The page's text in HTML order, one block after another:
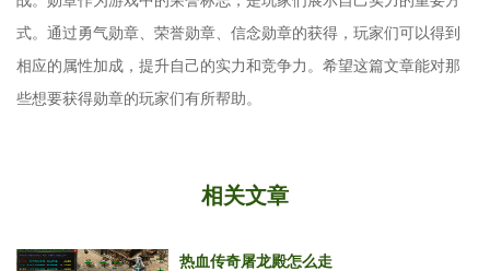
式。通过勇气勋章、荣誉勋章、信念勋章的获得，玩家们可以得到
相应的属性加成，提升自己的实力和竞争力。希望这篇文章能对那
些想要获得勋章的玩家们有所帮助。
相关文章
热血传奇屠龙殿怎么走